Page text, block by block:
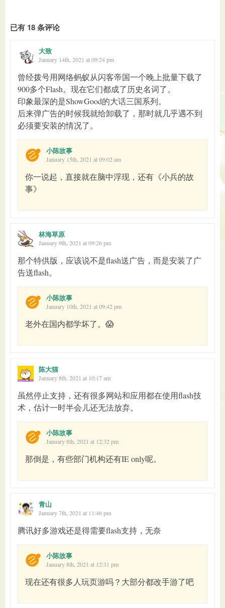
已有 18 条评论
大致
January 14th, 2021 at 09:24 pm
曾经拨号用网络蚂蚁从闪客帝国一个晚上批量下载了
900多个Flash。现在它们都成了历史名词了。
印象最深的是ShowGood的大话三国系列。
后来弹广告的时候我就给卸载了，那时就几乎遇不到
必须要安装的情况了。
小陈故事
January 15th, 2021 at 09:02 am
你一说起，直接就在脑中浮现，还有《小兵的故
事》
林海草原
January 9th, 2021 at 09:26 pm
那个特供版，应该说不是flash送广告，而是安装了广
告送flash。
小陈故事
January 10th, 2021 at 09:42 pm
老外在国内都学坏了。😱
陈大猫
January 8th, 2021 at 10:17 am
虽然停止支持，还有很多网站和应用都在使用flash技
术，估计一时半会儿还无法放弃。
小陈故事
January 8th, 2021 at 12:32 pm
那倒是，有些部门机构还有IE only呢。
青山
January 7th, 2021 at 11:46 pm
腾讯好多游戏还是得需要flash支持，无奈
小陈故事
January 8th, 2021 at 12:31 pm
现在还有很多人玩页游吗？大部分都改手游了吧